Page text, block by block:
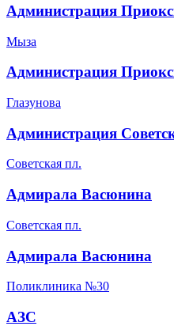
Администрация
Мыза
Администрация
Глазунова
Администрация
Советская пл.
Адмирала Васюнина
Советская пл.
Адмирала Васюнина
Поликлиника №30
АЗС